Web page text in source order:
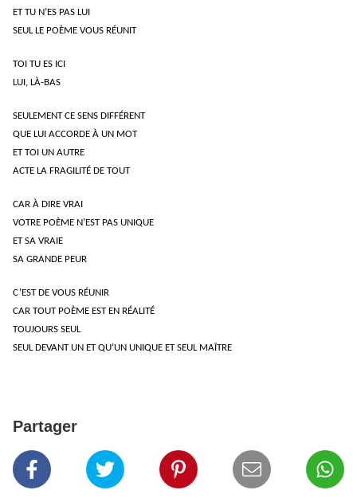
ET TU N’ES PAS LUI
SEUL LE POÈME VOUS RÉUNIT
TOI TU ES ICI
LUI, LÀ-BAS
SEULEMENT CE SENS DIFFÉRENT
QUE LUI ACCORDE À UN MOT
ET TOI UN AUTRE
ACTE LA FRAGILITÉ DE TOUT
CAR À DIRE VRAI
VOTRE POÈME N’EST PAS UNIQUE
ET SA VRAIE
SA GRANDE PEUR
C’EST DE VOUS RÉUNIR
CAR TOUT POÈME EST EN RÉALITÉ
TOUJOURS SEUL
SEUL DEVANT UN ET QU’UN UNIQUE ET SEUL MAÎTRE
Partager